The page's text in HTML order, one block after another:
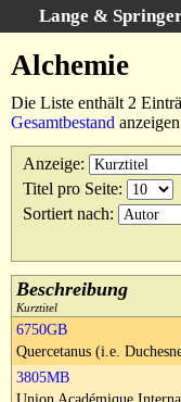
Lange &
Erweiterte Suche
Kategorien
Schlagwörter
Suchergebnisse
Ankauf
AGB
Widerruf
Datenschutz
Alchemie
Die Liste enthält 2
Gesamtbestand
Anzeige:
Titel pro Seite:
Sortiert nach:
Beschreibung
Kurztitel
6750GB
Quercetanus (i.e.
3805MB